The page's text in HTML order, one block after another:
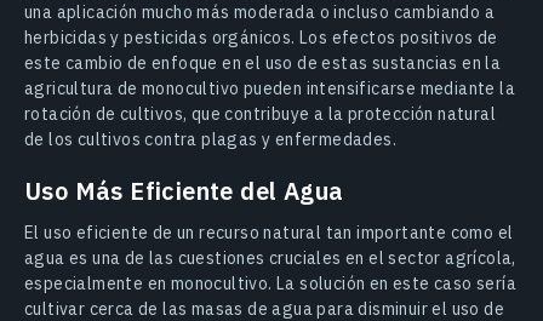
una aplicación mucho más moderada o incluso cambiando a
herbicidas y pesticidas orgánicos. Los efectos positivos de
este cambio de enfoque en el uso de estas sustancias en la
agricultura de monocultivo pueden intensificarse mediante la
rotación de cultivos, que contribuye a la protección natural
de los cultivos contra plagas y enfermedades.
Uso Más Eficiente del Agua
El uso eficiente de un recurso natural tan importante como el
agua es una de las cuestiones cruciales en el sector agrícola,
especialmente en monocultivo. La solución en este caso sería
cultivar cerca de las masas de agua para disminuir el uso de